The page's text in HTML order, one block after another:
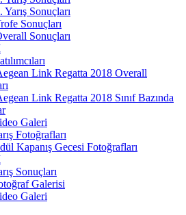
Yarış Sonuçları
Sonuçları
Sonuçları
Link Regatta 2018 Overall
Link Regatta 2018 Sınıf Bazında
Galeri
Fotoğrafları
Kapanış Gecesi Fotoğrafları
Sonuçları
Galerisi
Galeri